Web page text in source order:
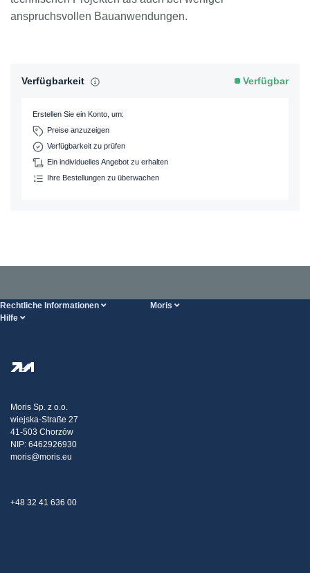
anspruchsvollen Bauanwendungen.
Verfügbarkeit Verfügbar
Erstellen Sie ein Konto, um:
Preise anzuzeigen
Verfügbarkeit zu prüfen
Ein individuelles Angebot zu erhalten
Ihre Bestellungen zu überwachen
Rechtliche Informationen Moris
Hilfe
Transport
Beschwerden
Moris Sp. z o.o.
wiejska-Straße 27
41-503 Chorzów
NIP: 6462926930
moris@moris.eu
+48 32 41 636 00